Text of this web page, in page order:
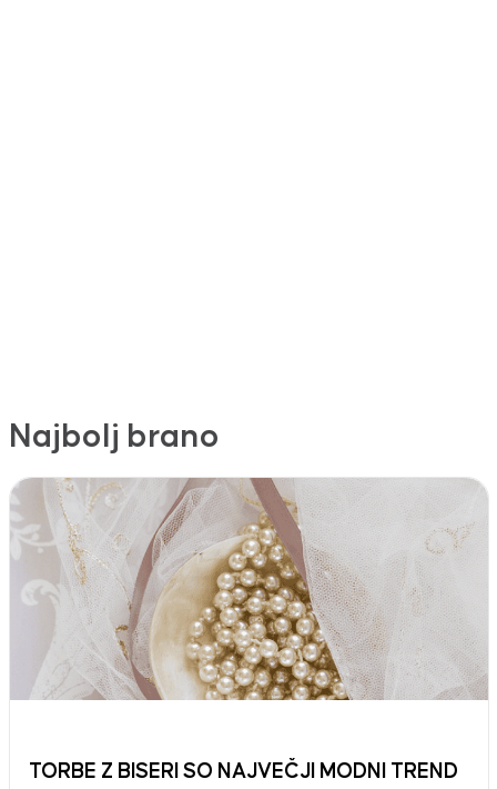
Najbolj brano
TORBE Z BISERI SO NAJVEČJI MODNI TREND